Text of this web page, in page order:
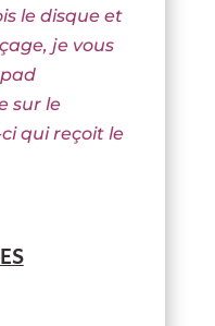
le disque et
je vous
sur le
qui reçoit le